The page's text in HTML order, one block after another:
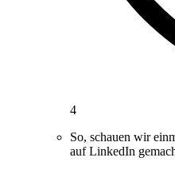
4
So, schauen wir
auf LinkedIn